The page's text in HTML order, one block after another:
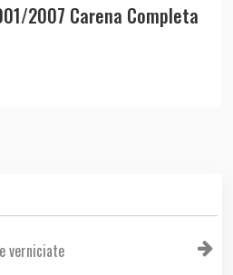
verniciate
2007 Carena Completa